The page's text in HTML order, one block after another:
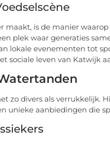
maakt, is de manier
plek waar generaties
lokale evenementen tot
sociale leven van Katwijk
zo divers als verrukkelijk.
unieke aanbiedingen die